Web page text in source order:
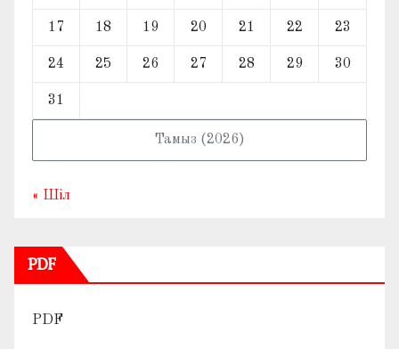
Тамыз (2026)
17 18 19 20 21 22 23
24 25 26 27 28 29 30
31
« Шіл
PDF
PDF